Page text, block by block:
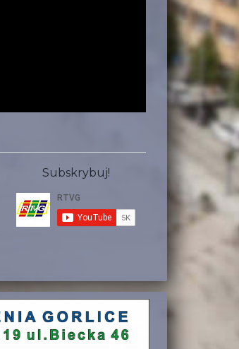
Subskrybuj!